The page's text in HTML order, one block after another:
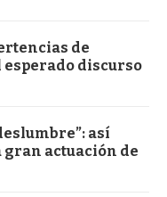
de
esperado discurso
así
actuación de